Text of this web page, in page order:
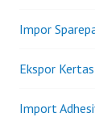
Impor
Ekspor
Import